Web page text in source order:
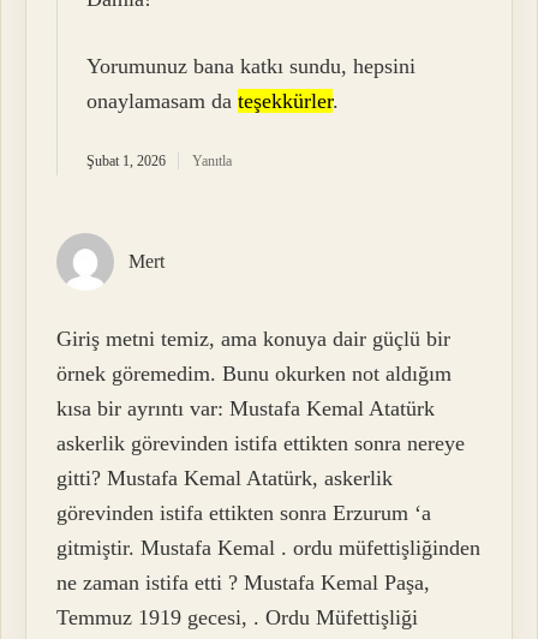
Yorumunuz bana katkı sundu, hepsini
onaylamasam dateşekkürler.
Şubat 1, 2026 Yanıtla
Mert
Giriş metni temiz, ama konuya dair güçlü bir
örnek göremedim. Bunu okurken not aldığım
kısa bir ayrıntı var: Mustafa Kemal Atatürk
askerlik görevinden istifa ettikten sonra nereye
gitti? Mustafa Kemal Atatürk, askerlik
görevinden istifa ettikten sonra Erzurum ‘a
gitmiştir. Mustafa Kemal . ordu müfettişliğinden
ne zaman istifa etti ? Mustafa Kemal Paşa,
Temmuz 1919 gecesi, . Ordu Müfettişliği